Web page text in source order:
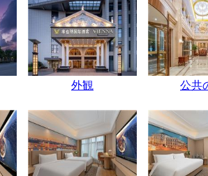
外観 公共